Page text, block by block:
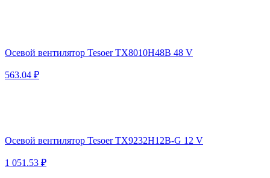
Осевой вентилятор Tesoer TX8010H48B 48 V
563.04 ₽
Осевой вентилятор Tesoer TX9232H12B-G 12 V
1 051.53 ₽